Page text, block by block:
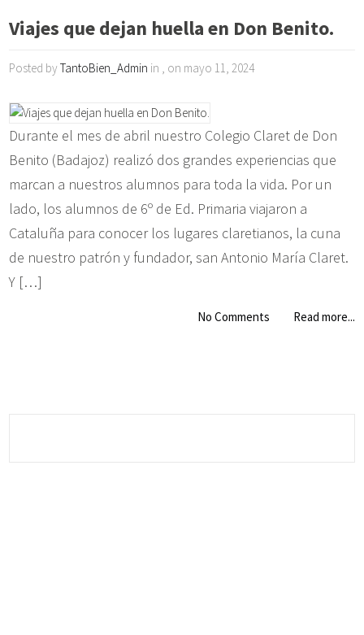
Viajes que dejan huella en Don Benito.
Posted byTantoBien_Admin in , on mayo 11, 2024
Durante el mes de abril nuestro Colegio Claret de Don
Benito (Badajoz) realizó dos grandes experiencias que
marcan a nuestros alumnos para toda la vida. Por un
lado, los alumnos de 6º de Ed. Primaria viajaron a
Cataluña para conocer los lugares claretianos, la cuna
de nuestro patrón y fundador, san Antonio María Claret.
Y […]
No Comments Read more...